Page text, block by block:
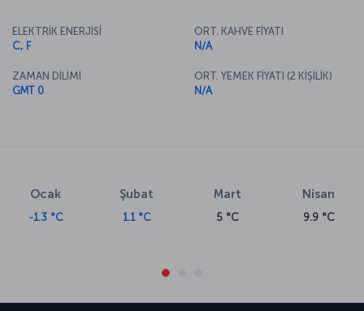
ELEKTRİK ENERJİSİ
C, F
ZAMAN DİLİMİ
GMT 0
ORT. KAHVE FİYATI
N/A
ORT. YEMEK FİYATI (2 KİŞİLİK)
N/A
Ocak
-1.3 °C
Şubat
1.1 °C
Mart
5 °C
Nisan
9.9 °C